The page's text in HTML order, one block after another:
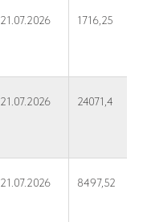
21.07.2026 1716,25
21.07.2026 24071,4
21.07.2026 8497,52